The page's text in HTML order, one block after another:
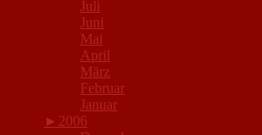
Juli
Juni
Mai
April
März
Februar
Januar
► 2006